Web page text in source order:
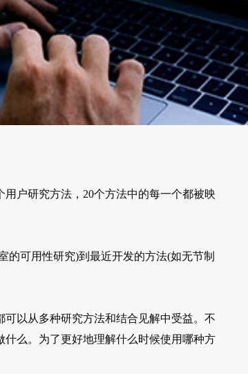
户研究方法，20个方法中的每一个都被映
的可用性研究)到最近开发的方法(如无节制
以从多种研究方法和结合见解中受益。不
么。为了更好地理解什么时候使用哪种方